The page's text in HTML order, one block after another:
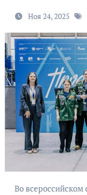
Ноя 24, 2025
Во всероссийском слете студенческих отрядов,